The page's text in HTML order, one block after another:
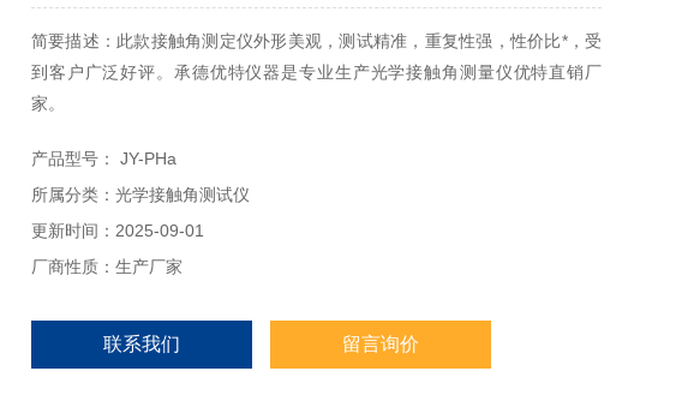
简要描述：此款接触角测定仪外形美观，测试精准，重复性强，性价比*，受
到客户广泛好评。承德优特仪器是专业生产光学接触角测量仪优特直销厂
家。
产品型号： JY-PHa
所属分类：光学接触角测试仪
更新时间：2025-09-01
厂商性质：生产厂家
联系我们 留言询价